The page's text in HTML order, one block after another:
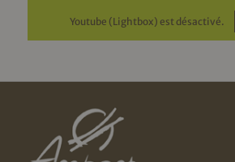
Youtube (Lightbox) est désactivé.